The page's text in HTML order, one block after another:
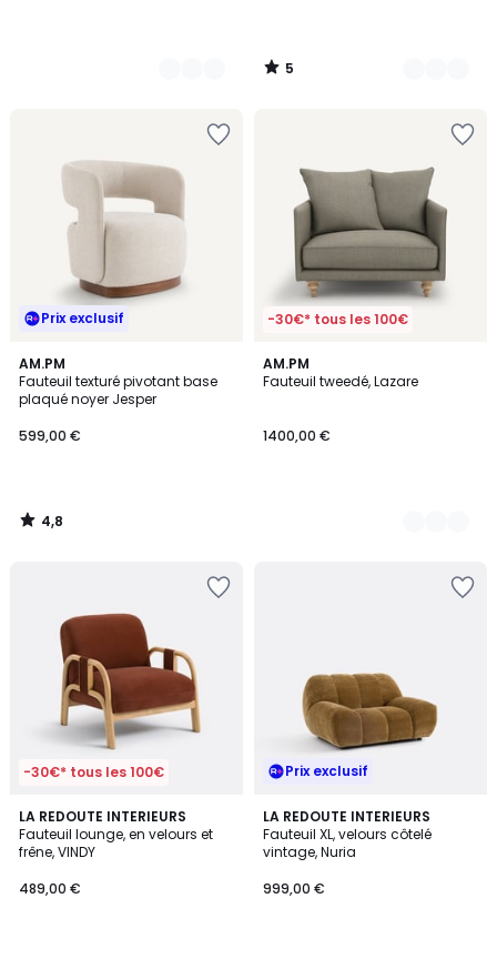
5
/
Prix exclusif
AM.PM
Fauteuil texturé pivotant base
plaqué noyer Jesper
599,00 €
4,8
/ 5
4,8
/
-30€* tous les 100€
AM.PM
Fauteuil tweedé, Lazare
1400,00 €
3
Couleurs
-30€* tous les 100€
LA REDOUTE INTERIEURS
Fauteuil lounge, en velours et
frêne, VINDY
489,00 €
5
/
5
Prix exclusif
LA REDOUTE INTERIEURS
Fauteuil XL, velours côtelé
vintage, Nuria
999,00 €
5
/
5
4
Couleurs